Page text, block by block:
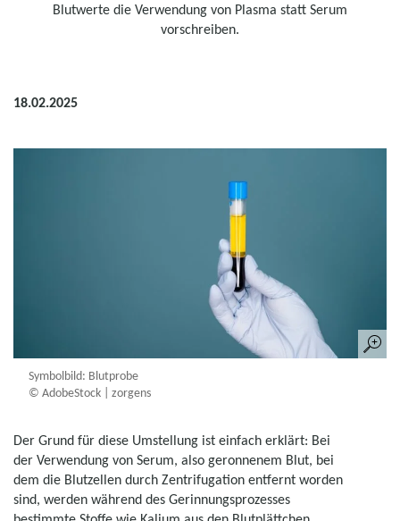
Blutwerte die Verwendung von Plasma statt Serum
vorschreiben.
18.02.2025
Symbolbild: Blutprobe
© AdobeStock | zorgens
Der Grund für diese Umstellung ist einfach erklärt: Bei
der Verwendung von Serum, also geronnenem Blut, bei
dem die Blutzellen durch Zentrifugation entfernt worden
sind, werden während des Gerinnungsprozesses